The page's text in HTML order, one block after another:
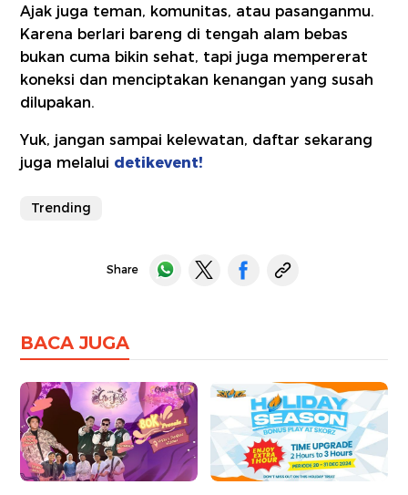
Ajak juga teman, komunitas, atau pasanganmu.
Karena berlari bareng di tengah alam bebas
bukan cuma bikin sehat, tapi juga mempererat
koneksi dan menciptakan kenangan yang susah
dilupakan.
Yuk, jangan sampai kelewatan, daftar sekarang
juga melalui detikevent!
Trending
Share
BACA JUGA